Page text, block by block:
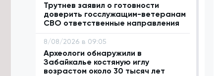
Трутнев заявил о готовности
доверить госслужащим-ветеранам
СВО ответственные направления
8/08/2026 в 09:05
Археологи обнаружили в
Забайкалье костяную иглу
возрастом около 30 тысяч лет